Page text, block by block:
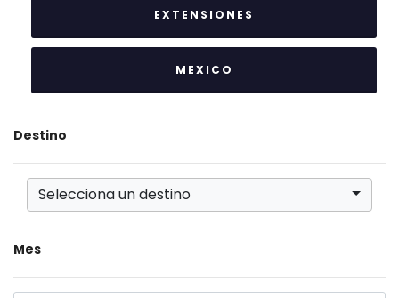
EXTENSIONES
MEXICO
Destino
Selecciona un destino
Mes